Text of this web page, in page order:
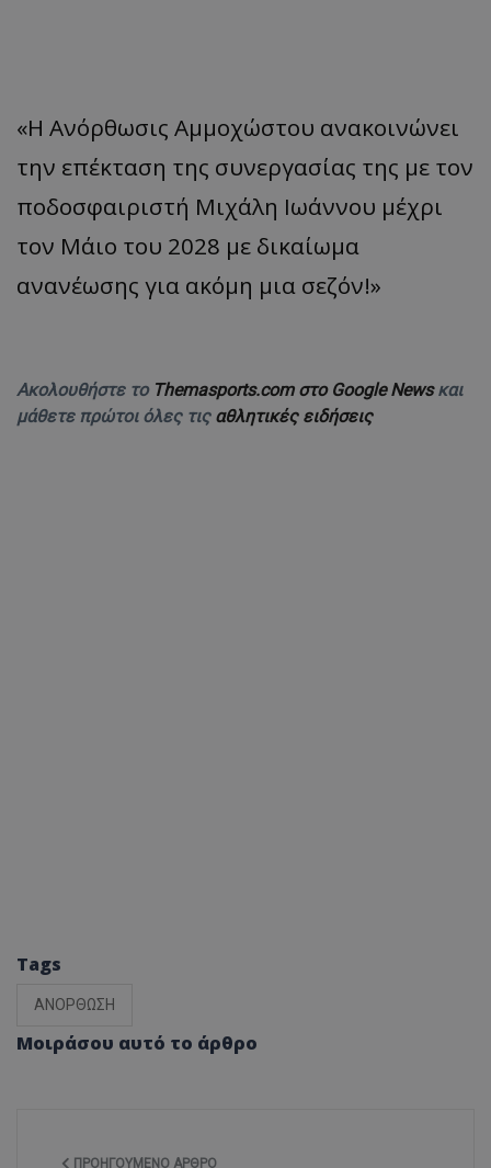
«Η Ανόρθωσις Αμμοχώστου ανακοινώνει
την επέκταση της συνεργασίας της με τον
ποδοσφαιριστή Μιχάλη Ιωάννου μέχρι
τον Μάιο του 2028 με δικαίωμα
ανανέωσης για ακόμη μια σεζόν!»
Ακολουθήστε το Themasports.com στο Google Newsκαι
μάθετε πρώτοι όλες τις αθλητικές ειδήσεις
Tags
ΑΝΟΡΘΩΣΗ
Μοιράσου αυτό το άρθρο
ΠΡΟΗΓΟΎΜΕΝΟ ΆΡΘΡΟ